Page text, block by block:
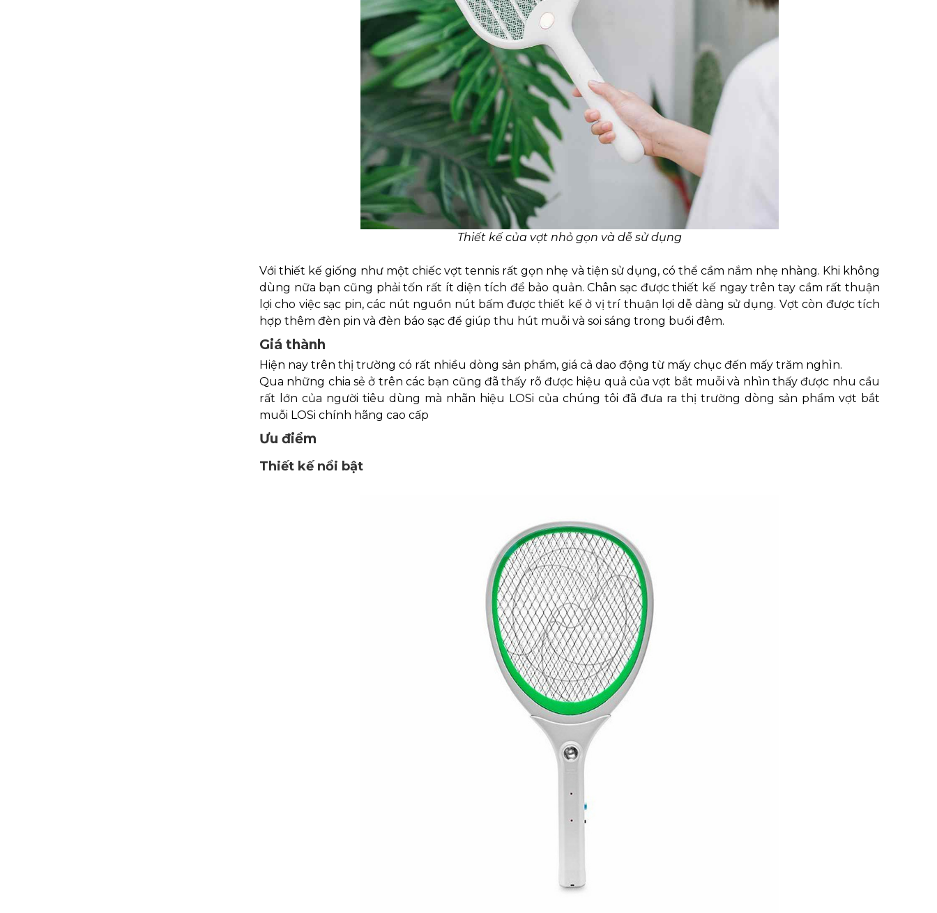
Thiết kế của vợt nhỏ gọn và dễ sử dụng
Với thiết kế giống như một chiếc vợt tennis rất gọn nhẹ và tiện sử dụng, có thể cầm nắm nhẹ nhàng. Khi không
dùng nữa bạn cũng phải tốn rất ít diện tích để bảo quản. Chân sạc được thiết kế ngay trên tay cầm rất thuận
lợi cho việc sạc pin, các nút nguồn nút bấm được thiết kế ở vị trí thuận lợi dễ dàng sử dụng. Vợt còn được tích
hợp thêm đèn pin và đèn báo sạc để giúp thu hút muỗi và soi sáng trong buổi đêm.
Giá thành
Hiện nay trên thị trường có rất nhiều dòng sản phẩm, giá cả dao động từ mấy chục đến mấy trăm nghìn.
Qua những chia sẻ ở trên các bạn cũng đã thấy rõ được hiệu quả của vợt bắt muỗi và nhìn thấy được nhu cầu
rất lớn của người tiêu dùng mà nhãn hiệu LOSi của chúng tôi đã đưa ra thị trường dòng sản phẩm vợt bắt
muỗi LOSi chính hãng cao cấp
Ưu điểm
Thiết kế nổi bật